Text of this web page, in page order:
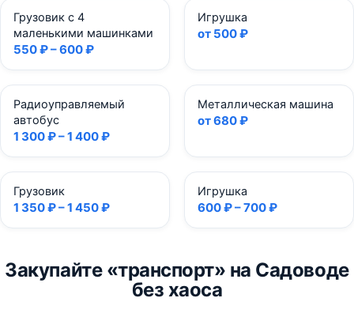
Грузовик с 4
маленькими машинками
550 ₽ – 600 ₽
Игрушка
от 500 ₽
Радиоуправляемый
автобус
1 300 ₽ – 1 400 ₽
Металлическая машина
от 680 ₽
Грузовик
1 350 ₽ – 1 450 ₽
Игрушка
600 ₽ – 700 ₽
Закупайте «транспорт» на Садоводе
без хаоса